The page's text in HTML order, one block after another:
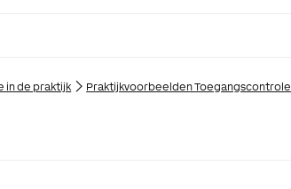
in de praktijk Praktijkvoorbeelden Toegangscontrole